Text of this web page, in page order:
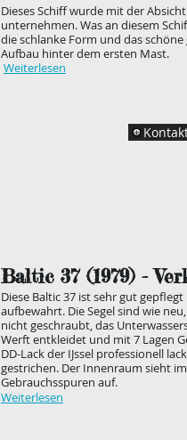
Dieses Schiff wurde mit der
unternehmen. Was an diesem
die schlanke Form und das
Aufbau hinter dem ersten Mast.
Weiterlesen
Baltic 37 (1979) -
Diese Baltic 37 ist sehr gut
aufbewahrt. Die Segel sind wie
nicht geschraubt, das
Werft entkleidet und mit 7 Lagen
DD-Lack der IJssel professionell
gestrichen. Der Innenraum sieht
Gebrauchsspuren auf.
Weiterlesen